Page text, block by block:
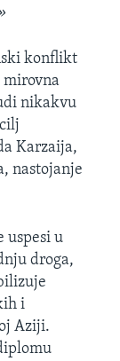
konflikt
mirovna
nikakvu
Karzaija,
nastojanje
uspesi u
droga,
i
Aziji.